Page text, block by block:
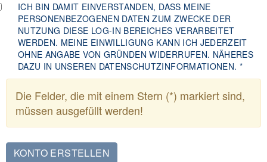
ICH BIN DAMIT EINVERSTANDEN, DASS MEINE
PERSONENBEZOGENEN DATEN ZUM ZWECKE DER
NUTZUNG DIESE LOG-IN BEREICHES VERARBEITET
WERDEN. MEINE EINWILLIGUNG KANN ICH JEDERZEIT
OHNE ANGABE VON GRÜNDEN WIDERRUFEN. NÄHERES
DAZU IN UNSEREN DATENSCHUTZINFORMATIONEN. *
Die Felder, die mit einem Stern (*) markiert sind,
müssen ausgefüllt werden!